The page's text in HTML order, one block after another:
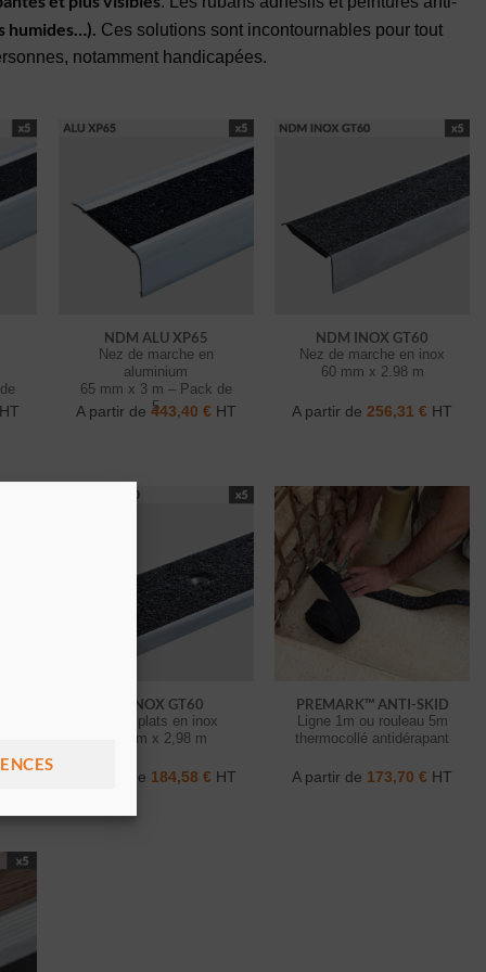
humides…). Ces solutions sont incontournables pour tout
notamment handicapées.
NDM ALU XP65
Nez de marche en
aluminium
65 mm x 3 m – Pack de
5
A partir de 443,40 €HT
NDM INOX GT60
Nez de marche en inox
60 mm x 2.98 m
A partir de256,31€ HT
PP INOX GT60
Profils plats en inox
60 mm x 2,98 m
A partir de 184,58 €HT
PREMARK™ ANTI-SKID
Ligne 1m ou rouleau 5m
thermocollé antidérapant
A partir de 173,70€ HT